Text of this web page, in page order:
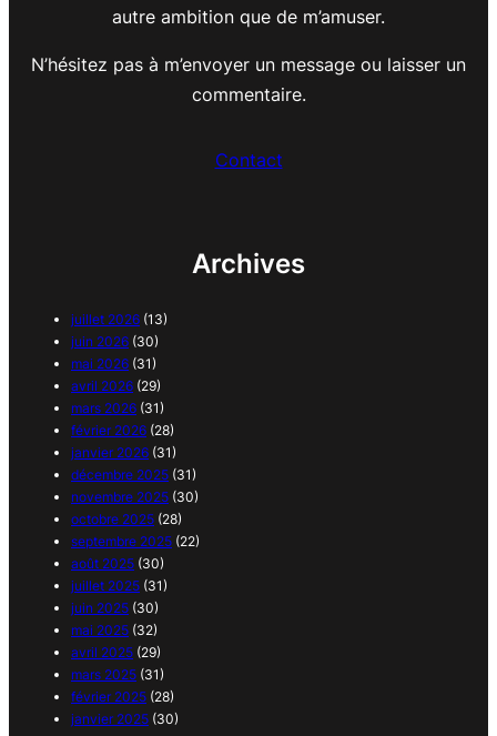
autre ambition que de m’amuser.
N’hésitez pas à m’envoyer un message ou laisser un
commentaire.
Contact
Archives
juillet 2026 (13)
juin 2026 (30)
mai 2026 (31)
avril 2026 (29)
mars 2026 (31)
février 2026 (28)
janvier 2026 (31)
décembre 2025 (31)
novembre 2025 (30)
octobre 2025 (28)
septembre 2025 (22)
août 2025 (30)
juillet 2025 (31)
juin 2025 (30)
mai 2025 (32)
avril 2025 (29)
mars 2025 (31)
février 2025 (28)
janvier 2025 (30)